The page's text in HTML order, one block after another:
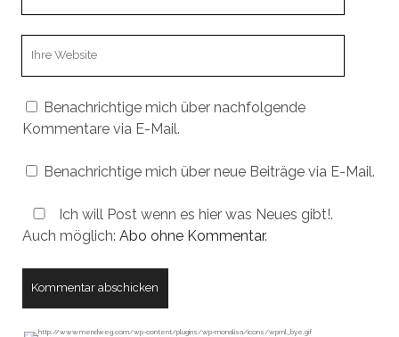
Benachrichtige mich über nachfolgende
Kommentare via E-Mail.
Benachrichtige mich über neue Beiträge via E-Mail.
Ich will Post wenn es hier was Neues gibt!.
Auch möglich: Abo ohne Kommentar.